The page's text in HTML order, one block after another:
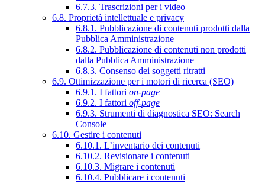
6.7.3. Trascrizioni per i video
6.8. Proprietà intellettuale e privacy
6.8.1. Pubblicazione di contenuti prodotti dalla
Pubblica Amministrazione
6.8.2. Pubblicazione di contenuti non prodotti
dalla Pubblica Amministrazione
6.8.3. Consenso dei soggetti ritratti
6.9. Ottimizzazione per i motori di ricerca (SEO)
6.9.1. I fattori on-page
6.9.2. I fattori off-page
6.9.3. Strumenti di diagnostica SEO: Search
Console
6.10. Gestire i contenuti
6.10.1. L’inventario dei contenuti
6.10.2. Revisionare i contenuti
6.10.3. Migrare i contenuti
6.10.4. Pubblicare i contenuti